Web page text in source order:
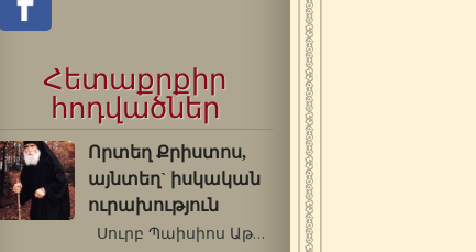
Հետաքրքիր
հոդվածներ
Որտեղ Քրիստոս,
այնտեղ` իսկական
ուրախություն
Սուրբ Պաիսիոս Աթոսացի …